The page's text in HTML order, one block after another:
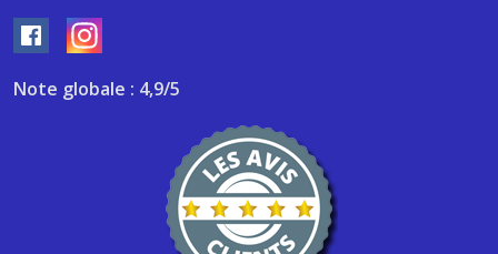
Note globale : 4,9/5